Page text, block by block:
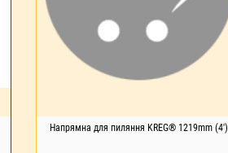
Напрямна для пиляння KREG® 1219mm (4')